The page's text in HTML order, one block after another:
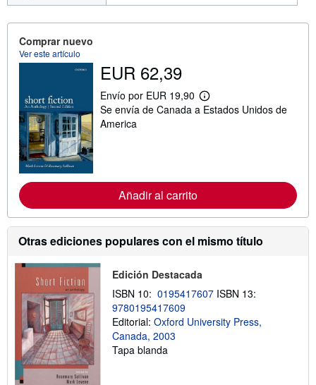
Comprar nuevo
Ver este artículo
EUR 62,39
Envío por EUR 19,90
M
á
m
i
ó
n
s
e
l
s
Se envía de Canada a Estados Unidos de
America
Añadir al carrito
Otras ediciones populares con el mismo título
Edición Destacada
ISBN 10: 0195417607 ISBN 13:
9780195417609
Editorial: Oxford University Press,
Canada, 2003
Tapa blanda